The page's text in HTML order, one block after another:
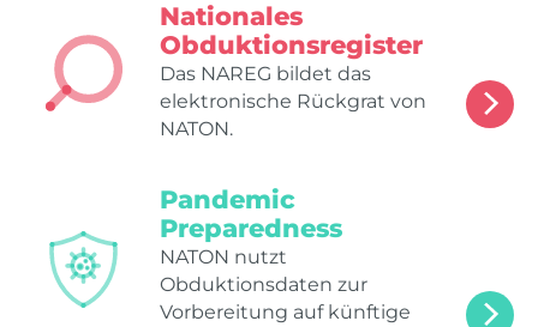
Nationales
Obduktionsregister
Das NAREG bildet das
elektronische Rückgrat von
NATON.
Pandemic
Preparedness
NATON nutzt
Obduktionsdaten zur
Vorbereitung auf künftige